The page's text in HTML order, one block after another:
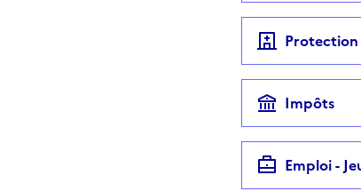
Protection
Impôts
Emploi -